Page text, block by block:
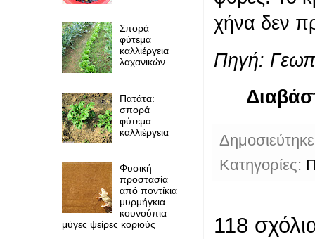
χήνα δεν
Πηγή:
Κατηγορίες:
118
Σπορά
φύτεμα
καλλιέργεια
λαχανικών
Πατάτα:
σπορά
φύτεμα
καλλιέργεια
Φυσική
προστασία
από ποντίκια
μυρμήγκια
κουνούπια
μύγες ψείρες κοριούς